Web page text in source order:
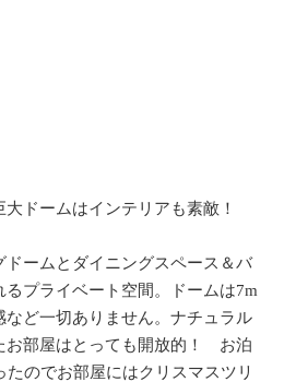
ドームはインテリアも素敵！
ドームとダイニングスペース＆バ
るプライベート空間。ドームは7m
など一切ありません。ナチュラル
お部屋はとっても開放的！ お泊
たのでお部屋にはクリスマスツリ